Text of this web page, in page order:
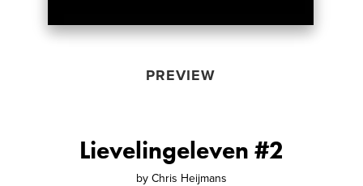
PREVIEW
Lievelingeleven #2
by Chris Heijmans